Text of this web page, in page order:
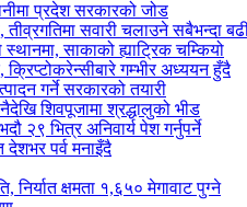
प्रदेश सरकारको जोड
सवारी चलाउने सबैभन्दा
साकाको ह्याट्रिक चम्कियो
गम्भीर अध्ययन हुँदै
गर्ने सरकारको तयारी
शिवपूजामा श्रद्धालुको भीड
२९ भित्र अनिवार्य पेश गर्नुपर्ने
पर्व मनाइँदै
निर्यात क्षमता १,६५० मेगावाट पुग्ने